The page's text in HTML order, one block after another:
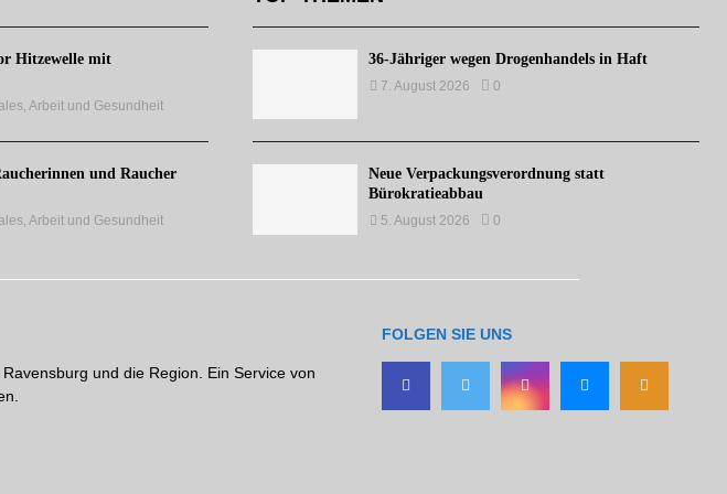
Hitzewelle mit
Arbeit und Gesundheit
und Raucher
Arbeit und Gesundheit
36-Jähriger wegen Drogenhandels in Haft
7. August 2026 0
Neue Verpackungsverordnung statt
Bürokratieabbau
5. August 2026 0
und die Region. Ein Service von
FOLGEN SIE UNS